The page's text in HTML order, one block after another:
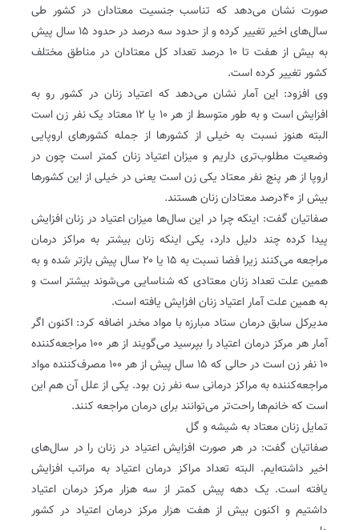
صورت نشان می‌دهد که تناسب جنسیت معتادان در کشور طی
سال‌های اخیر تغییر کرده و از حدود سه درصد در حدود ۱۵ سال پیش
به بیش از هفت تا ۱۰ درصد تعداد کل معتادان در مناطق مختلف
کشور تغییر کرده است.
وی افزود: این آمار نشان می‌دهد که اعتیاد زنان در کشور رو به
افزایش است و به طور متوسط از هر ۱۰ یا ۱۲ معتاد یک نفر زن است
البته هنوز نسبت به خیلی از کشورها از جمله کشورهای اروپایی
وضعیت مطلوب‌تری داریم و میزان اعتیاد زنان کمتر است چون در
اروپا از هر پنچ نفر معتاد یکی زن است یعنی در خیلی از این کشورها
بیش از ۴۰درصد معتادان زنان هستند.
صفاتیان گفت: اینکه چرا در این سال‌ها میزان اعتیاد در زنان افزایش
پیدا کرده چند دلیل دارد، یکی اینکه زنان بیشتر به مراکز درمان
مراجعه می‌کنند زیرا فضا نسبت به ۱۵ یا ۲۰ سال پیش بازتر شده و به
همین علت تعداد زنان معتادی که شناسایی می‌شوند بیشتر است و
به همین علت آمار اعتیاد زنان افزایش یافته است.
مدیرکل سابق درمان ستاد مبارزه با مواد مخدر اضافه کرد: اکنون اگر
آمار هر مرکز درمان اعتیاد را بپرسید می‌گویند از هر ۱۰۰ مراجعه‌کننده
۱۰ نفر زن است در حالی که ۱۵ سال پیش از هر ۱۰۰ مصرف‌کننده مواد
مراجعه‌کننده به مراکز درمانی سه نفر زن بود. یکی از علل آن هم این
است که خانم‌ها راحت‌تر می‌توانند برای درمان مراجعه کنند.
تمایل زنان معتاد به شیشه و گل
صفاتیان گفت: در هر صورت افزایش اعتیاد در زنان را در سال‌های
اخیر داشته‌ایم. البته تعداد مراکز درمان اعتیاد به مراتب افزایش
یافته است. یک دهه پیش کمتر از سه هزار مرکز درمان اعتیاد
داشتیم و اکنون بیش از هفت هزار مرکز درمان اعتیاد در کشور